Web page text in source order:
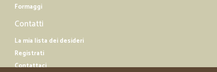
Formaggi
Contatti
La mia lista dei desideri
Registrati
Contattaci